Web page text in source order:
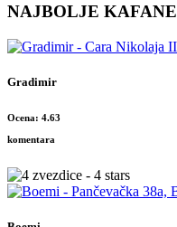
NAJBOLJE KAFANE
Gradimir
Ocena: 4.63
komentara